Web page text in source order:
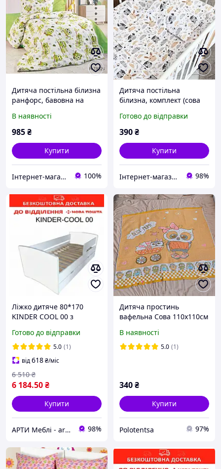
Дитяча постільна білизна
ранфорс, бавовна на
(Сови зелений)
В наявності
985₴
Купити
Інтернет-магазин "ДОЛЯ Текстиль" 100%
Дитяча постільна
білизна, комплект (сова
Готово до відправки
390₴
Купити
Інтернет-магазин дитячих товарів та іграшок Kids_play_shop 98%
Ліжко дитяче 80*170
KINDER COOL 00 з
Готово до відправки
5.0 (1)
від618₴/міс
6 184.50₴
6 510 ₴
Купити
АРТИ Меблі - artimebel.com.ua 98%
Дитяча простинь
вафельна Сова 110x110см
В наявності
5.0 (1)
340₴
Купити
Polotentsa 97%